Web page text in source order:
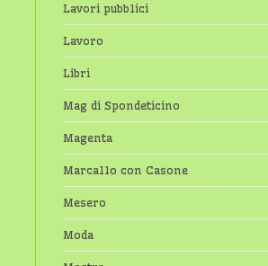
Lavori pubblici
Lavoro
Libri
Mag di Spondeticino
Magenta
Marcallo con Casone
Mesero
Moda